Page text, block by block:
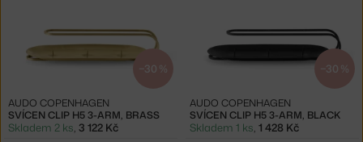
−30 %
SVÍCEN CLIP H5 3-ARM, BRASS
AUDO COPENHAGEN
Skladem 2 ks, 3 122 Kč
−30 %
SVÍCEN CLIP H5 3-ARM, BLACK
AUDO COPENHAGEN
Skladem 1 ks, 1 428 Kč